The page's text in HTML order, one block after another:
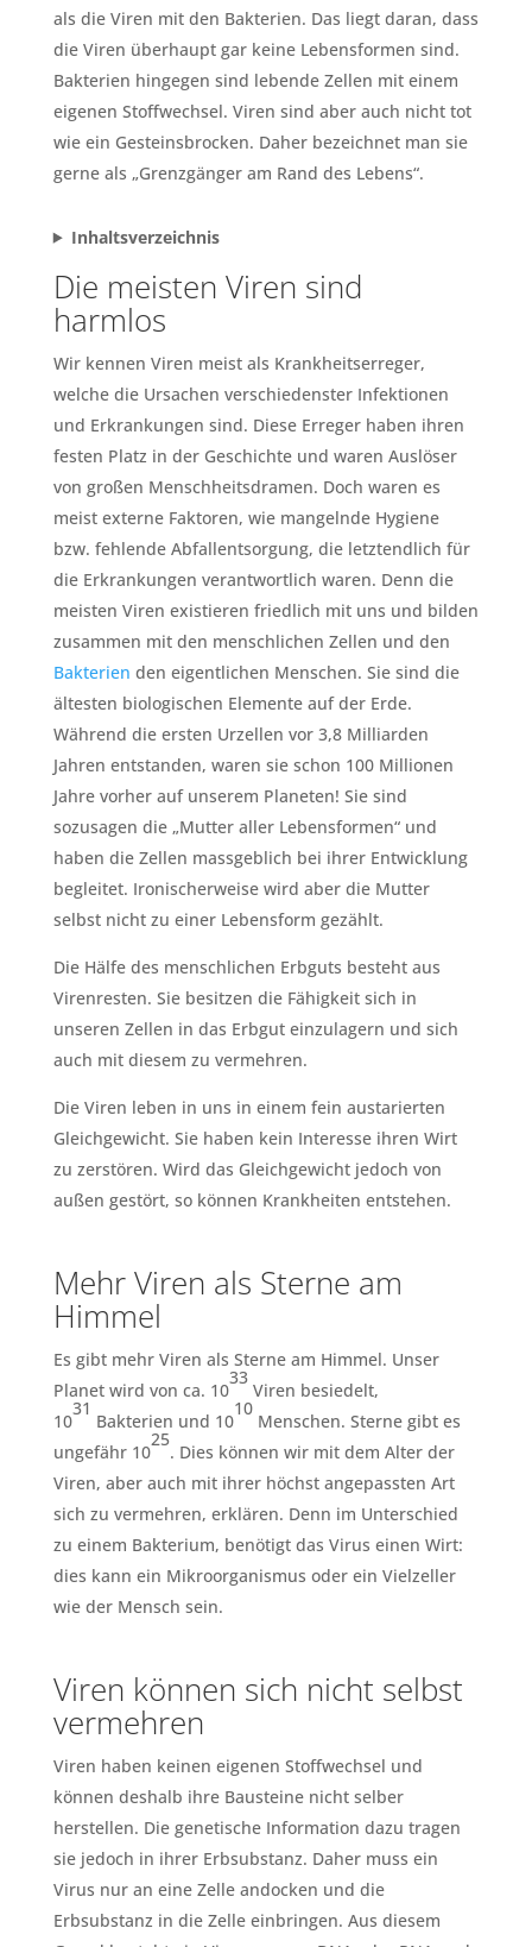
als die Viren mit den Bakterien. Das liegt daran, dass
die Viren überhaupt gar keine Lebensformen sind.
Bakterien hingegen sind lebende Zellen mit einem
eigenen Stoffwechsel. Viren sind aber auch nicht tot
wie ein Gesteinsbrocken. Daher bezeichnet man sie
gerne als „Grenzgänger am Rand des Lebens“.
Inhaltsverzeichnis
Die meisten Viren sind
harmlos
Wir kennen Viren meist als Krankheitserreger,
welche die Ursachen verschiedenster Infektionen
und Erkrankungen sind. Diese Erreger haben ihren
festen Platz in der Geschichte und waren Auslöser
von großen Menschheitsdramen. Doch waren es
meist externe Faktoren, wie mangelnde Hygiene
bzw. fehlende Abfallentsorgung, die letztendlich für
die Erkrankungen verantwortlich waren. Denn die
meisten Viren existieren friedlich mit uns und bilden
zusammen mit den menschlichen Zellen und den
Bakterien den eigentlichen Menschen. Sie sind die
ältesten biologischen Elemente auf der Erde.
Während die ersten Urzellen vor 3,8 Milliarden
Jahren entstanden, waren sie schon 100 Millionen
Jahre vorher auf unserem Planeten! Sie sind
sozusagen die „Mutter aller Lebensformen“ und
haben die Zellen massgeblich bei ihrer Entwicklung
begleitet. Ironischerweise wird aber die Mutter
selbst nicht zu einer Lebensform gezählt.
Die Hälfe des menschlichen Erbguts besteht aus
Virenresten. Sie besitzen die Fähigkeit sich in
unseren Zellen in das Erbgut einzulagern und sich
auch mit diesem zu vermehren.
Die Viren leben in uns in einem fein austarierten
Gleichgewicht. Sie haben kein Interesse ihren Wirt
zu zerstören. Wird das Gleichgewicht jedoch von
außen gestört, so können Krankheiten entstehen.
Mehr Viren als Sterne am
Himmel
Es gibt mehr Viren als Sterne am Himmel. Unser
Planet wird von ca. 10
33
Viren besiedelt,
10
31
Bakterien und 10
10
Menschen. Sterne gibt es
ungefähr 10
25
. Dies können wir mit dem Alter der
Viren, aber auch mit ihrer höchst angepassten Art
sich zu vermehren, erklären. Denn im Unterschied
zu einem Bakterium, benötigt das Virus einen Wirt:
dies kann ein Mikroorganismus oder ein Vielzeller
wie der Mensch sein.
Viren können sich nicht selbst
vermehren
Viren haben keinen eigenen Stoffwechsel und
können deshalb ihre Bausteine nicht selber
herstellen. Die genetische Information dazu tragen
sie jedoch in ihrer Erbsubstanz. Daher muss ein
Virus nur an eine Zelle andocken und die
Erbsubstanz in die Zelle einbringen. Aus diesem